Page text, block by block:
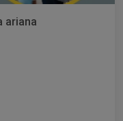
ariana